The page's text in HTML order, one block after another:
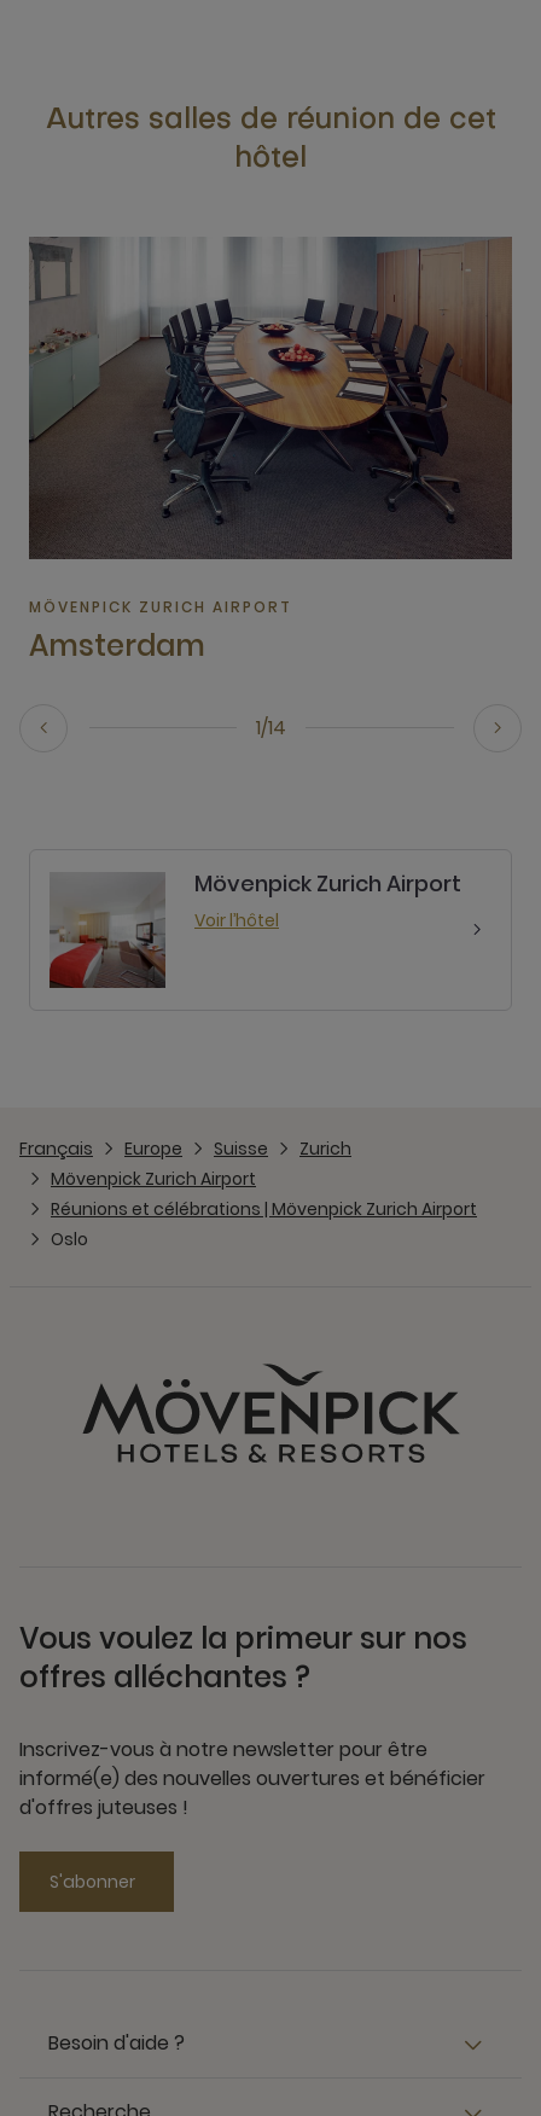
Autres salles de réunion de cet
hôtel
1/14
MÖVENPICK ZURICH AIRPORT
Amsterdam
Mövenpick Zurich Airport
Voir l’hôtel
Français Europe Suisse
Zurich
Mövenpick Zurich Airport
Réunions et célébrations | Mövenpick Zurich Airport
Oslo
Vous voulez la primeur sur nos
offres alléchantes ?
Inscrivez-vous à notre newsletter pour être
informé(e) des nouvelles ouvertures et bénéficier
d'offres juteuses !
S'abonner
Besoin d'aide ?